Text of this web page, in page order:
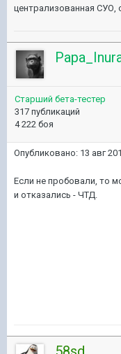
централизованная СУО,
Старший бета-тестер
317 публикаций
4 222 боя
Опубликовано: 13 авг
Если не пробовали, то
и отказались - ЧТД.